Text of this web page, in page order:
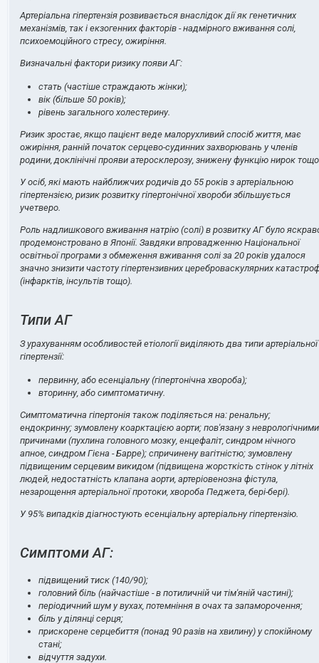
Артеріальна гіпертензія розвивається внаслідок дії як генетичних
механізмів, так і екзогенних факторів - надмірного вживання солі,
психоемоційного стресу, ожиріння.
Визначальні фактори ризику появи АГ:
стать (частіше страждають жінки);
вік (більше 50 років);
рівень загального холестерину.
Ризик зростає, якщо пацієнт веде малорухливий спосіб життя, має
ожиріння, ранній початок серцево-судинних захворювань у членів
родини, доклінічні прояви атеросклерозу, знижену функцію нирок
У осіб, які мають найближчих родичів до 55 років з артеріальною
гіпертензією, ризик розвитку гіпертонічної хвороби збільшується
учетверо.
Роль надлишкового вживання натрію (солі) в розвитку АГ було
продемонстровано в Японії. Завдяки впровадженню Національної
освітньої програми з обмеження вживання солі за 20 років удалося
значно знизити частоту гіпертензивних цереброваскулярних
(інфарктів, інсультів тощо).
Типи АГ
З урахуванням особливостей етіології виділяють два типи артеріальної
гіпертензії:
первинну, або есенціальну (гіпертонічна хвороба);
вторинну, або симптоматичну.
Симптоматична гіпертонія також поділяється на: ренальну;
ендокринну; зумовлену коарктацією аорти; пов'язану з неврологічними
причинами (пухлина головного мозку, енцефаліт, синдром нічного
апное, синдром Гієна - Барре); спричинену вагітністю; зумовлену
підвищеним серцевим викидом (підвищена жорсткість стінок у літніх
людей, недостатність клапана аорти, артеріовенозна фістула,
незарощення артеріальної протоки, хвороба Педжета, бері-бері).
У 95% випадків діагностують есенціальну артеріальну гіпертензію.
Симптоми АГ:
підвищений тиск (140/90);
головний біль (найчастіше - в потиличній чи тім'яній частині);
періодичний шум у вухах, потемніння в очах та запаморочення;
біль у ділянці серця;
прискорене серцебиття (понад 90 разів на хвилину) у спокійному
стані;
відчуття задухи.